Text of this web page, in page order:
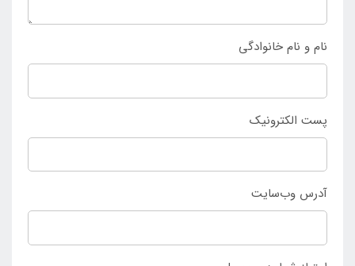
ثبت کنید.
نام و نام خانوادگی
پست الکترونیک
آدرس وب‌سایت